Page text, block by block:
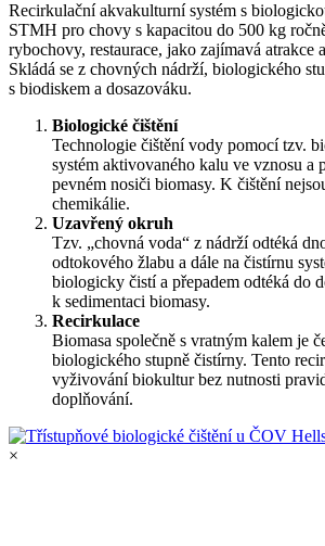
Recirkulační akvakulturní systém s
STMH pro chovy s kapacitou do 500 kg
rybochovy, restaurace, jako zajímavá atrakce
Skládá se z chovných nádrží, biologického
s biodiskem a dosazováku.
Biologické čištění
Technologie čištění vody pomocí tzv.
systém aktivovaného kalu ve vznosu a
pevném nosiči biomasy. K čištění
chemikálie.
Uzavřený okruh
Tzv. „chovná voda“ z nádrží odtéká
odtokového žlabu a dále na čistírnu
biologicky čistí a přepadem odtéká do
k sedimentaci biomasy.
Recirkulace
Biomasa společně s vratným kalem je
biologického stupně čistírny. Tento
vyživování biokultur bez nutnosti
doplňování.
×